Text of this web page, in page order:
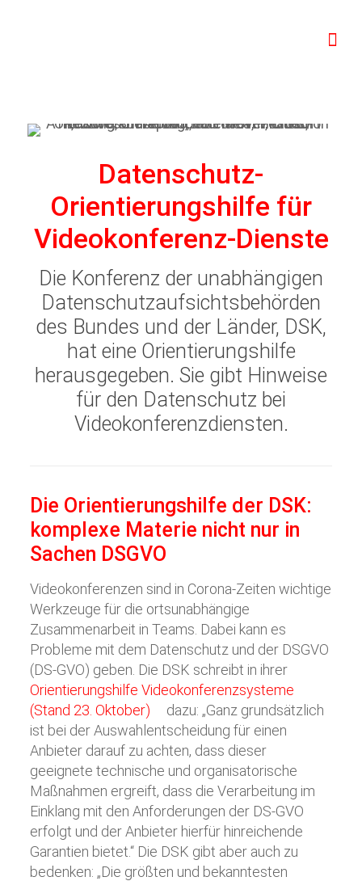
Datenschutz-
Orientierungshilfe für
Videokonferenz-Dienste
Die Konferenz der unabhängigen
Datenschutzaufsichtsbehörden
des Bundes und der Länder, DSK,
hat eine Orientierungshilfe
herausgegeben. Sie gibt Hinweise
für den Datenschutz bei
Videokonferenzdiensten.
Die Orientierungshilfe der DSK:
komplexe Materie nicht nur in
Sachen DSGVO
Videokonferenzen sind in Corona-Zeiten wichtige
Werkzeuge für die ortsunabhängige
Zusammenarbeit in Teams. Dabei kann es
Probleme mit dem Datenschutz und der DSGVO
(DS-GVO) geben. Die DSK schreibt in ihrer
Orientierungshilfe Videokonferenzsysteme
(Stand 23. Oktober)
dazu: „Ganz grundsätzlich
ist bei der Auswahlentscheidung für einen
Anbieter darauf zu achten, dass dieser
geeignete technische und organisatorische
Maßnahmen ergreift, dass die Verarbeitung im
Einklang mit den Anforderungen der DS-GVO
erfolgt und der Anbieter hierfür hinreichende
Garantien bietet.“ Die DSK gibt aber auch zu
bedenken: „Die größten und bekanntesten